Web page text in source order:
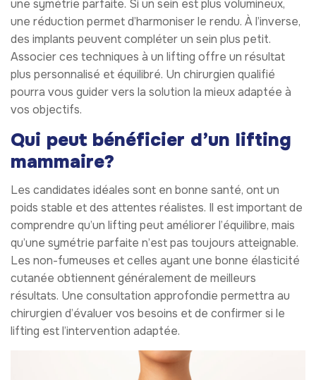
une symétrie parfaite. Si un sein est plus volumineux,
une réduction permet d’harmoniser le rendu. À l’inverse,
des implants peuvent compléter un sein plus petit.
Associer ces techniques à un lifting offre un résultat
plus personnalisé et équilibré. Un chirurgien qualifié
pourra vous guider vers la solution la mieux adaptée à
vos objectifs.
Qui peut bénéficier d’un lifting
mammaire?
Les candidates idéales sont en bonne santé, ont un
poids stable et des attentes réalistes. Il est important de
comprendre qu’un lifting peut améliorer l’équilibre, mais
qu’une symétrie parfaite n’est pas toujours atteignable.
Les non-fumeuses et celles ayant une bonne élasticité
cutanée obtiennent généralement de meilleurs
résultats. Une consultation approfondie permettra au
chirurgien d’évaluer vos besoins et de confirmer si le
lifting est l’intervention adaptée.